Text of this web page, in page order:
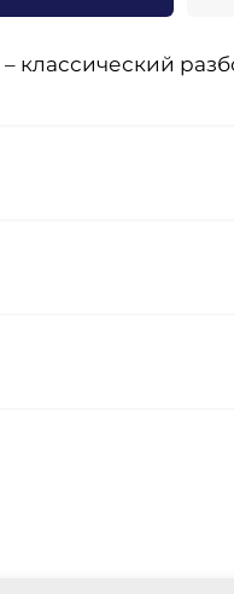
– классический